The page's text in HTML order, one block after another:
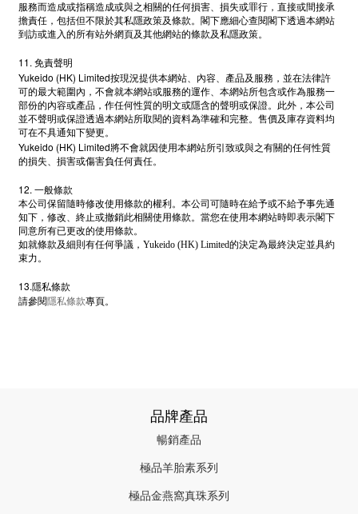
服務而造成或指稱造成或與之相關的任何損害、損失或罪行，直接或間接承
擔責任，包括但不限於其私隱政策及條款。閣下應細心查閱閣下透過本網站
到訪或進入的所有站外網頁及其他網站的條款及私隱政策。
11. 免責聲明
Yukeido (HK) Limited按現況提供本網站、內容、產品及服務，並在法律許
可的最大範圍內，不會就本網站或服務的運作、本網站所包含或作為服務一
部份的內容或產品，作任何性質的明文或隱含的聲明或保證。此外，本公司
並不聲明或保證透過本網站所取閱的資料為準確和完整。售價及庫存資料均
可在不具通知下變更。
Yukeido (HK) Limited將不會就因使用本網站所引致或與之有關的任何性質
的損失、損害或傷害負任何責任。
12. 一般條款
本公司保留隨時修改使用條款的權利。本公司可隨時在給予或不給予事先通
知下，修改、終止或撤銷此相關使用條款。當您在使用本網站時即表示閣下
同意所有已更改的使用條款。
如就條款及細則有任何爭議，Yukeido (HK) Limited的決定為最終決定並具約
束力。
13.隱私條款
請參閱隱私條款專頁。
品牌產品
暢銷產品
極品羊胎素系列
極品金燕窩真珠系列